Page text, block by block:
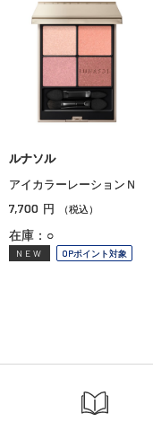
ルナソル
アイカラーレーションＮ
7,700 円 （税込）
在庫：○
NEW OPポイント対象